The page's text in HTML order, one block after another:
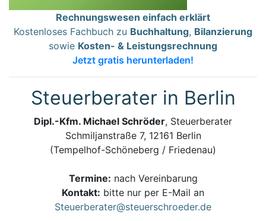
Rechnungswesen einfach erklärt
Kostenloses Fachbuch zu Buchhaltung, Bilanzierung
sowie Kosten- & Leistungsrechnung
Jetzt gratis herunterladen!
Steuerberater in Berlin
Dipl.-Kfm. Michael Schröder, Steuerberater
Schmiljanstraße 7, 12161 Berlin
(Tempelhof-Schöneberg / Friedenau)
Termine: nach Vereinbarung
Kontakt: bitte nur per E-Mail an
Steuerberater@steuerschroeder.de